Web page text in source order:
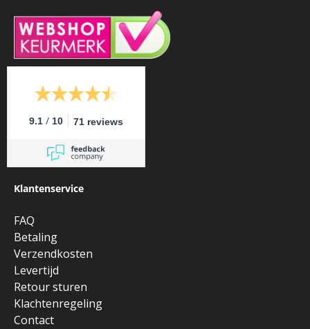
9.1 / 10 71 reviews
Klantenservice
FAQ
Betaling
Verzendkosten
Levertijd
Retour sturen
Klachtenregeling
Contact